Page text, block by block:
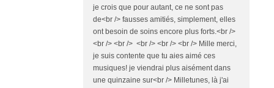
je crois que pour autant, ce ne sont pas
de<br /> fausses amitiés, simplement, elles
ont besoin de soins encore plus forts.<br />
<br /> <br /> <br /> <br /> <br /> Mille merci,
je suis contente que tu aies aimé ces
musiques! je viendrai plus aisément dans
une quinzaine sur<br /> Milletunes, là j'ai